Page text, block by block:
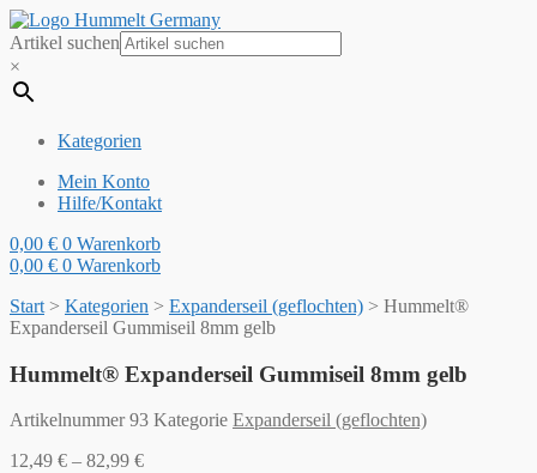
Artikel suchen
×
Kategorien
Mein Konto
Hilfe/Kontakt
0,00 € 0 Warenkorb
0,00 € 0 Warenkorb
Start > Kategorien > Expanderseil (geflochten) > Hummelt®
Expanderseil Gummiseil 8mm gelb
Hummelt® Expanderseil Gummiseil 8mm gelb
Artikelnummer93 Kategorie Expanderseil (geflochten)
12,49 € – 82,99 €